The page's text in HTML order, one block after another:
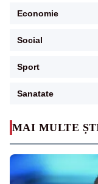
MAI MULTE
Economie
Social
Sport
Sanatate